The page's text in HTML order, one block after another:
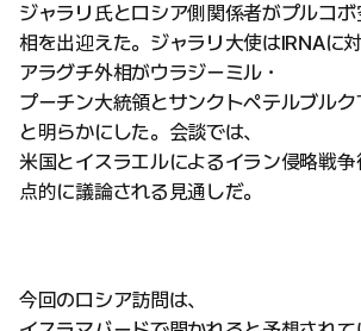
ジャラリ氏とロシア側関係者がプルコ
相を出迎えた。ジャラリ大使はIRNAに対
アラグチ外相がウラジーミル・
プーチン大統領とサンクトペテルブル
と明らかにした。会談では、
米国とイスラエルによるイラン侵略戦
点的に議論される見通しだ。
今回のロシア訪問は、